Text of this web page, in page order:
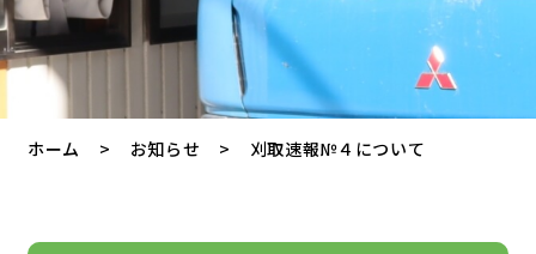
ホーム お知らせ 刈取速報№４について